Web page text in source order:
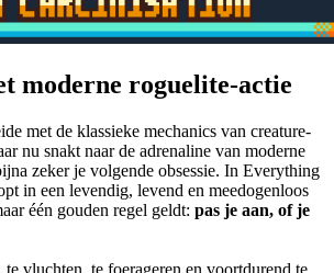
moderne roguelite-actie
met de klassieke mechanics van creature-
nu snakt naar de adrenaline van moderne
zeker je volgende obsessie. In Everything
in een levendig, levend en meedogenloos
één gouden regel geldt: pas je aan, of je
te vluchten, te foerageren en voortdurend te